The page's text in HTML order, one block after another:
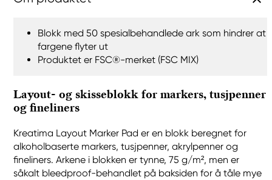
Blokk med 50 spesialbehandlede ark som hindrer at
fargene flyter ut
Produktet er FSC®-merket (FSC MIX)
Layout- og skisseblokk for markers, tusjpenner
og fineliners
Kreatima Layout Marker Pad er en blokk beregnet for
alkoholbaserte markers, tusjpenner, akrylpenner og
fineliners. Arkene i blokken er tynne, 75 g/m², men er
såkalt bleedproof-behandlet på baksiden for å tåle mye